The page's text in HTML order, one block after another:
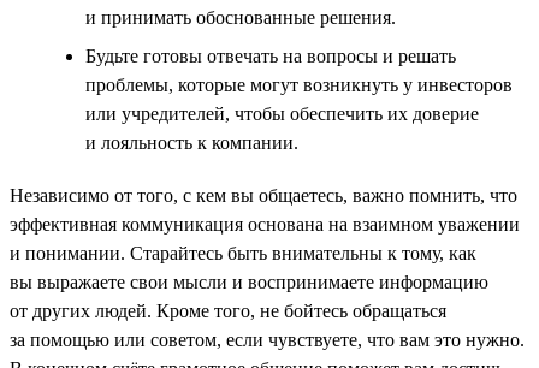
и принимать обоснованные решения.
Будьте готовы отвечать на вопросы и решать
проблемы, которые могут возникнуть у инвесторов
или учредителей, чтобы обеспечить их доверие
и лояльность к компании.
Независимо от того, с кем вы общаетесь, важно помнить, что
эффективная коммуникация основана на взаимном уважении
и понимании. Старайтесь быть внимательны к тому, как
вы выражаете свои мысли и воспринимаете информацию
от других людей. Кроме того, не бойтесь обращаться
за помощью или советом, если чувствуете, что вам это нужно.